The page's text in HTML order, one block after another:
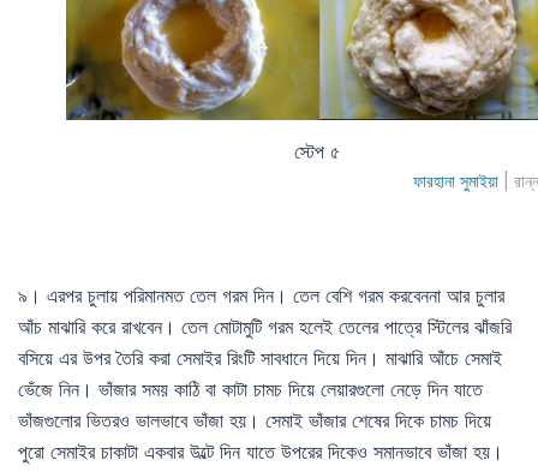
স্টেপ ৫
ফারহানা সুমাইয়া |
৯। এরপর চুলায় পরিমানমত তেল গরম দিন। তেল বেশি গরম করবেননা আর চুলার
আঁচ মাঝারি করে রাখবেন। তেল মোটামুটি গরম হলেই তেলের পাত্রে স্টিলের ঝাঁজরি
বসিয়ে এর উপর তৈরি করা সেমাইর রিংটি সাবধানে দিয়ে দিন। মাঝারি আঁচে সেমাই
ভেঁজে নিন। ভাঁজার সময় কাঠি বা কাটা চামচ দিয়ে লেয়ারগুলো নেড়ে দিন যাতে
ভাঁজগুলোর ভিতরও ভালভাবে ভাঁজা হয়। সেমাই ভাঁজার শেষের দিকে চামচ দিয়ে
পুরো সেমাইর চাকাটা একবার উল্টে দিন যাতে উপরের দিকেও সমানভাবে ভাঁজা হয়।